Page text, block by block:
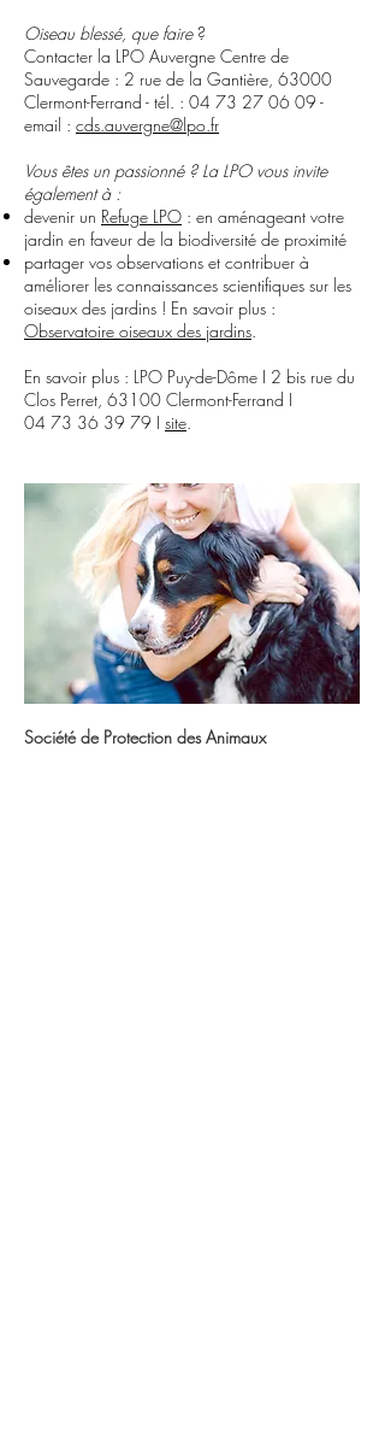
Oiseau blessé, que faire?
Contacter la LPO Auvergne Centre de
Sauvegarde : 2 rue de la Gantière, 63000
Clermont-Ferrand - tél. : 04 73 27 06 09 -
email : cds.auvergne@lpo.fr
Vous êtes un passionné ? La LPO vous invite
également à :
devenir un Refuge LPO : en aménageant votre
jardin en faveur de la biodiversité de proximité
partager vos observations et contribuer à
améliorer les connaissances scientifiques sur les
oiseaux des jardins ! En savoir plus :
Observatoire oiseaux des jardins.
En savoir plus : LPO Puy-de-Dôme I 2 bis rue du
Clos Perret, 63100 Clermont-Ferrand I
04 73 36 39 79 I site.
Société de Protection des Animaux